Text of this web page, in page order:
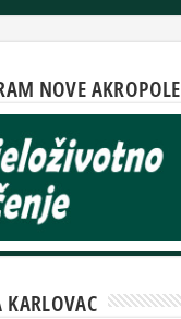
NOVE AKROPOLE